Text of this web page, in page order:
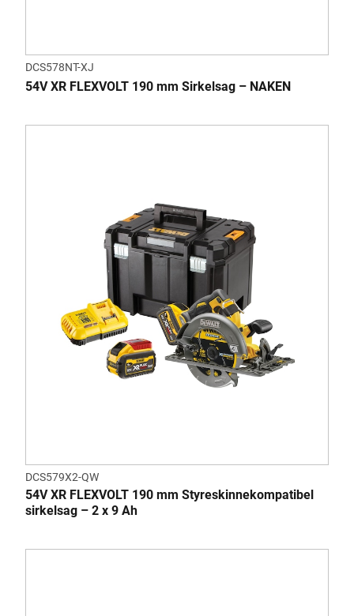
DCS578NT-XJ
54V XR FLEXVOLT 190 mm Sirkelsag – NAKEN
DCS579X2-QW
54V XR FLEXVOLT 190 mm Styreskinnekompatibel
sirkelsag – 2 x 9 Ah